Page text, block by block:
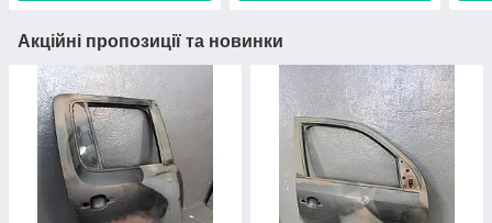
Акційні пропозиції та новинки